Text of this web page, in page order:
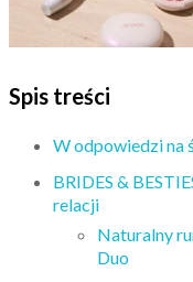
Spis treści
W odpowiedzi na
BRIDES &
relacji
Naturalny
Duo